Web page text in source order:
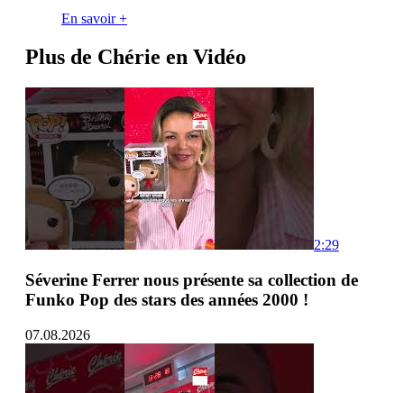
En savoir +
Plus de Chérie en Vidéo
2:29
Séverine Ferrer nous présente sa collection de
Funko Pop des stars des années 2000 !
07.08.2026